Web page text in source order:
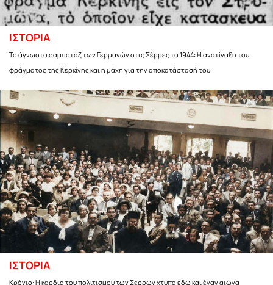
ΙΣΤΟΡΙΑ
Το άγνωστο σαμποτάζ των Γερμανών στις Σέρρες το 1944: Η ανατίναξη του
φράγματος της Κερκίνης και η μάχη για την αποκατάστασή του
ΙΣΤΟΡΙΑ
Κρόνιο: Η καρδιά του πολιτισμού των Σερρών χτυπά εδώ και έναν αιώνα